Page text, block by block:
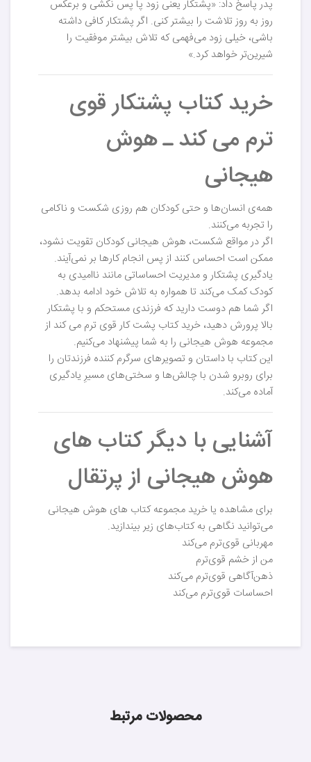
پدر پاسخ داد: «پشتکار یعنی زود پا پس نکشی و برعکس
روز به روز تلاشت را بیشتر کنی. اگر پشتکار کافی داشته
باشی، خیلی زود می‌فهمی که تلاش بیشتر موفقیت را
شیرین‌تر خواهد کرد.»
خرید کتاب پشتکار قوی
ترم می کند ـ هوش
هیجانی
همه‌ی انسان‌ها و حتی کودکان هم روزی شکست و ناکامی
را تجربه می‌کنند.
اگر در مواقع شکست، هوش هیجانی کودکان تقویت نشود،
ممکن است احساس کنند از پس انجام کارها بر نمی‌آیند.
یادگیری پشتکار و مدیریت احساساتی مانند ناامیدی به
کودک کمک می‌کند تا همواره به تلاش خود ادامه بدهد.
اگر شما هم دوست دارید که فرزندی مستحکم و با پشتکار
بالا پرورش دهید، خرید کتاب پشت کار قوی ترم می کند از
مجموعه هوش هیجانی را به شما پیشنهاد می‌کنیم.
این کتاب با داستان و تصویرهای سرگرم کننده فرزندتان را
برای روبرو شدن با چالش‌ها و سختی‌های مسیرِ یادگیری
آماده می‌کند.
آشنایی با دیگر کتاب های
هوش هیجانی از پرتقال
برای مشاهده یا خرید مجموعه کتاب های هوش هیجانی
می‌توانید نگاهی به کتاب‌های زیر بیندازید.
مهربانی قوی‌ترم می‌کند
من از خشم قوی‌ترم
ذهن‌آگاهی قوی‌ترم می‌کند
احساسات قوی‌ترم می‌کند
محصولات مرتبط